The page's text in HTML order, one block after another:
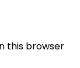
this browser